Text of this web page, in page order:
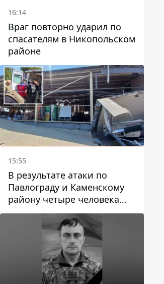
16:14
Враг повторно ударил по
спасателям в Никопольском
районе
15:55
В результате атаки по
Павлограду и Каменскому
району четыре человека
погибли, семеро получили
ранения